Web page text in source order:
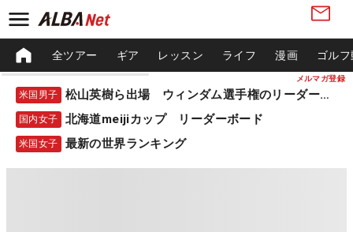
メルマガ登録
全ツアー ギア レッスン ライフ 漫画 ゴル
米国男子 松山英樹ら出場 ウィンダム選手権のリーダーボード
国内女子 北海道meijiカップ リーダーボード
米国女子 最新の世界ランキング